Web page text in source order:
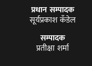
प्रधान सम्पादक
सूर्यप्रकाश कँडेल
सम्पादक
प्रतीक्षा शर्मा